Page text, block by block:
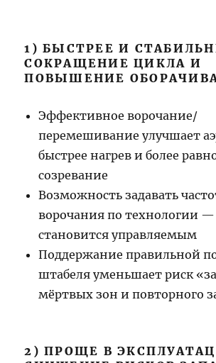
1) БЫСТРЕЕ И
СОКРАЩЕНИЕ ЦИКЛА И
ПОВЫШЕНИЕ
Эффективное ворочание/
перемешивание улучшает
быстрее нагрев и более
созревание
Возможность задавать
ворочания по технологии —
становится управляемым
Поддержание правильной
штабеля уменьшает риск
мёртвых зон и повторного
2) ПРОЩЕ В